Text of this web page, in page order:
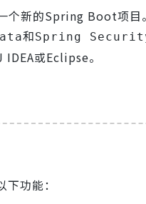
新的Spring Boot项目。
和Spring
或Eclipse。
功能：